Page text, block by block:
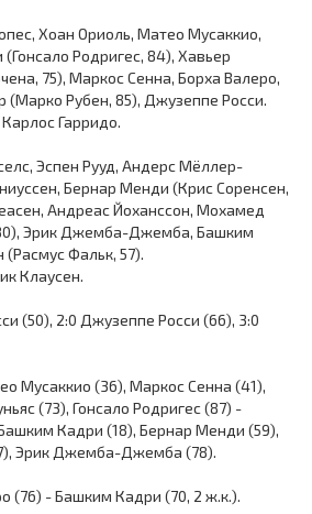
Хоан Ориоль, Матео Мусаккио,
Родригес, 84), Хавьер
75), Маркос Сенна, Борха Валеро,
(Марко Рубен, 85), Джузеппе Росси.
Гарридо.
Эспен Рууд, Андерс Мёллер-
Бернар Менди (Крис Соренсен,
Андреас Йоханссон, Мохамед
Эрик Джемба-Джемба, Башким
Фальк, 57).
Клаусен.
(50), 2:0 Джузеппе Росси (66), 3:0
Мусаккио (36), Маркос Сенна (41),
(73), Гонсало Родригес (87) -
Кадри (18), Бернар Менди (59),
Эрик Джемба-Джемба (78).
(76) - Башким Кадри (70, 2 ж.к.).